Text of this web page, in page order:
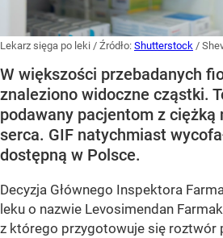
Lekarz sięga po leki / Źródło: Shutterstock /
W większości przebadanych
znaleziono widoczne cząstki.
podawany pacjentom z ciężką
serca. GIF natychmiast
dostępną w Polsce.
Decyzja Głównego Inspektora
leku o nazwie Levosimendan
z którego przygotowuje się roztwór